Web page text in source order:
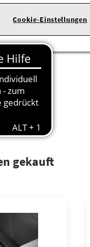
GmbH |Bahnhofsplatz |
SATZ FÜR EINEN
gekauft
Cookie-Einstellungen